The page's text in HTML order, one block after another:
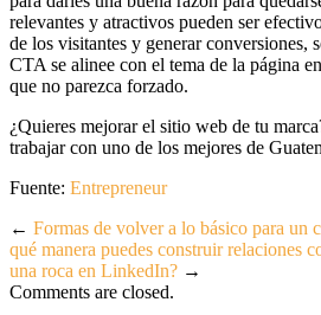
relevantes y atractivos pueden ser
de los visitantes y generar conversiones,
CTA se alinee con el tema de la página
que no parezca forzado.
¿Quieres mejorar el sitio web de tu
trabajar con uno de los mejores de
Fuente: Entrepreneur
← Formas de volver a lo básico para un
qué manera puedes construir relaciones
una roca en LinkedIn? →
Comments are closed.